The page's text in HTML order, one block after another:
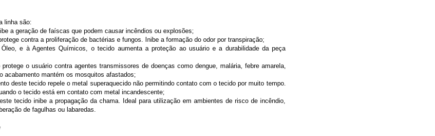
linha são:
a geração de faíscas que podem causar incêndios ou explosões;
contra a proliferação de bactérias e fungos. Inibe a formação do odor por transpiração;
e à Agentes Químicos, o tecido aumenta a proteção ao usuário e a durabilidade da peça
o usuário contra agentes transmissores de doenças como dengue, malária, febre amarela,
acabamento mantém os mosquitos afastados;
deste tecido repele o metal superaquecido não permitindo contato com o tecido por muito tempo.
o tecido está em contato com metal incandescente;
tecido inibe a propagação da chama. Ideal para utilização em ambientes de risco de incêndio,
de fagulhas ou labaredas.